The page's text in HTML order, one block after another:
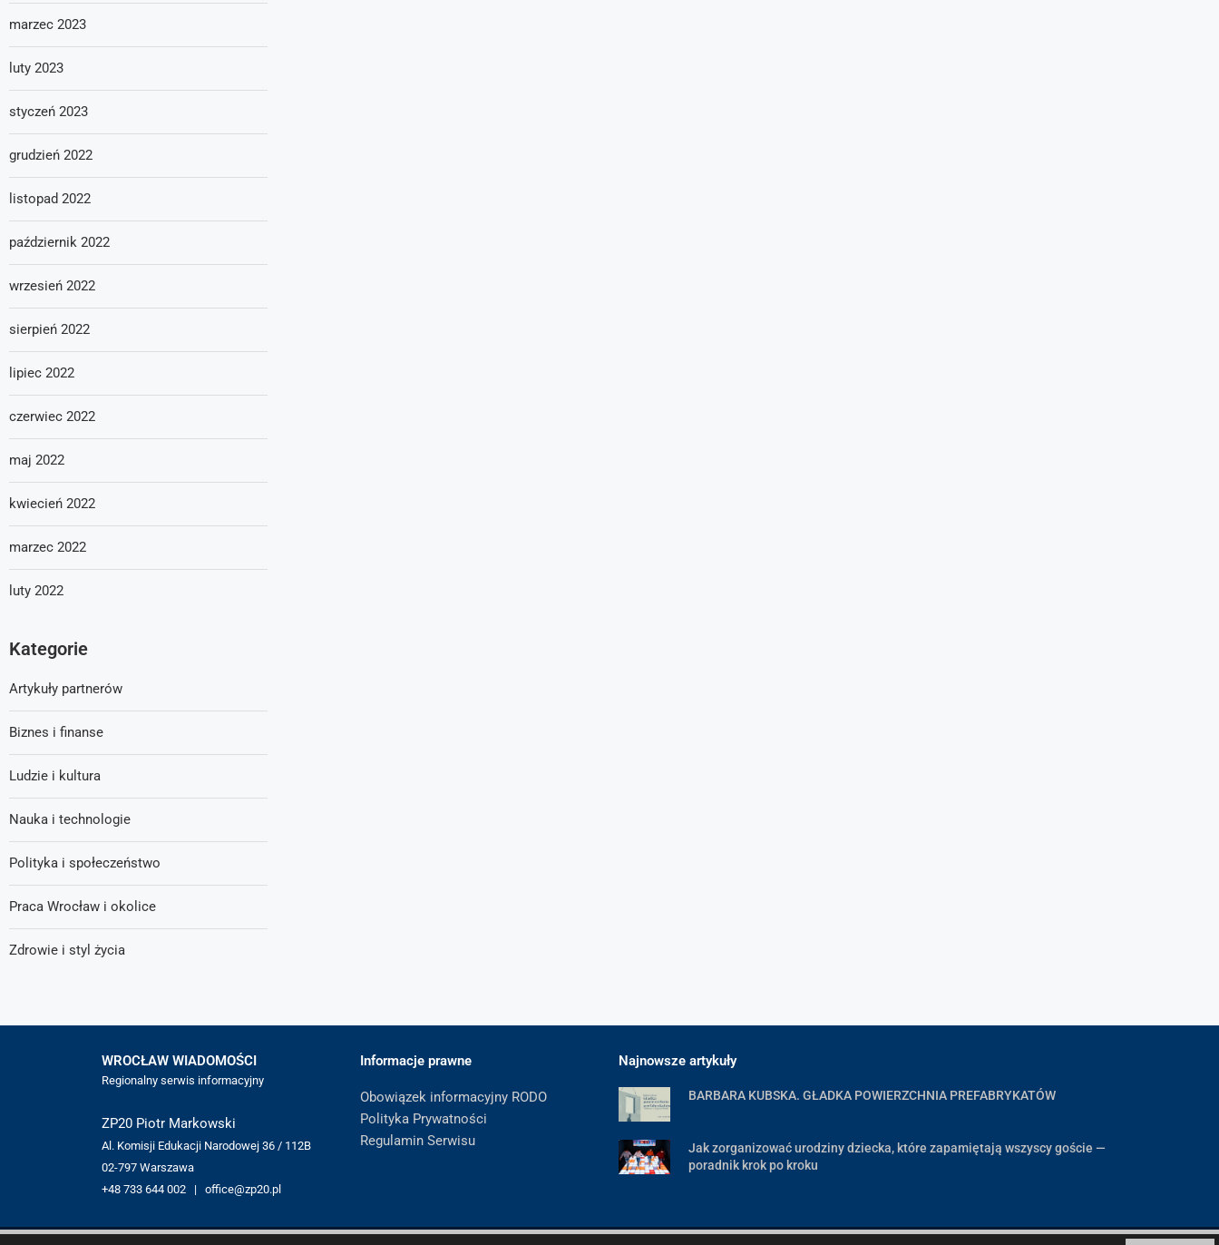
marzec 2023
luty 2023
styczeń 2023
grudzień 2022
listopad 2022
październik 2022
wrzesień 2022
sierpień 2022
lipiec 2022
czerwiec 2022
maj 2022
kwiecień 2022
marzec 2022
luty 2022
Kategorie
Artykuły partnerów
Biznes i finanse
Ludzie i kultura
Nauka i technologie
Polityka i społeczeństwo
Praca Wrocław i okolice
Zdrowie i styl życia
WROCŁAW WIADOMOŚCI
Regionalny serwis informacyjny
ZP20 Piotr Markowski
Al. Komisji Edukacji Narodowej 36 / 112B
02-797 Warszawa
+48 733 644 002 | office@zp20.pl
Informacje prawne
Obowiązek informacyjny RODO
Polityka Prywatności
Regulamin Serwisu
Najnowsze artykuły
BARBARA KUBSKA. GŁADKA POWIERZCHNIA PREFABRYKATÓW
Jak zorganizować urodziny dziecka, które zapamiętają wszyscy goście —
poradnik krok po kroku